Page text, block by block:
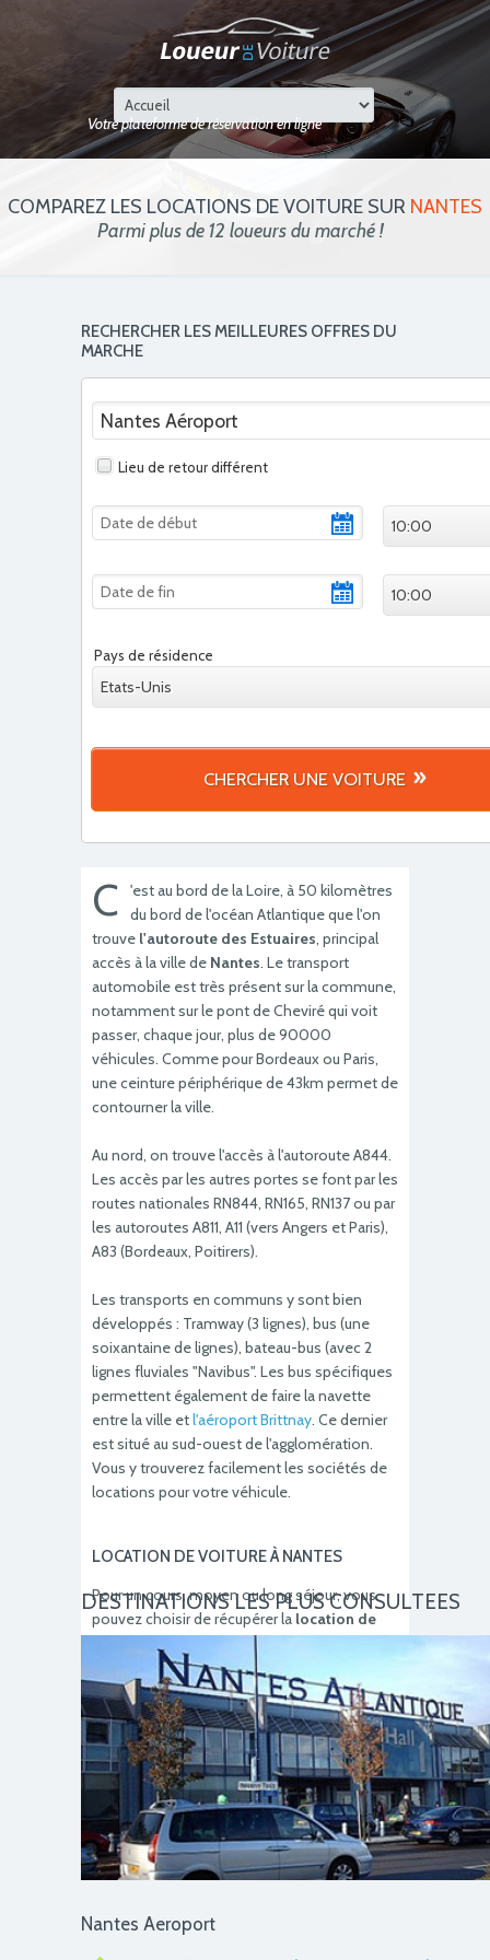
Votre plateforme de réservation en ligne
COMPAREZ LES LOCATIONS DE VOITURE SUR NANTES
Parmi plus de 12 loueurs du marché !
RECHERCHER LES MEILLEURES OFFRES DU
MARCHE
Lieu de retour différent
10:00
10:00
Pays de résidence
Etats-Unis
CHERCHER UNE VOITURE
C
'est au bord de la Loire, à 50 kilomètres
du bord de l'océan Atlantique que l'on
trouve l'autoroute des Estuaires, principal
accès à la ville de Nantes. Le transport
automobile est très présent sur la commune,
notamment sur le pont de Cheviré qui voit
passer, chaque jour, plus de 90000
véhicules. Comme pour Bordeaux ou Paris,
une ceinture périphérique de 43km permet de
contourner la ville.
Au nord, on trouve l'accès à l'autoroute A844.
Les accès par les autres portes se font par les
routes nationales RN844, RN165, RN137 ou par
les autoroutes A811, A11 (vers Angers et Paris),
A83 (Bordeaux, Poitirers).
Les transports en communs y sont bien
développés : Tramway (3 lignes), bus (une
soixantaine de lignes), bateau-bus (avec 2
lignes fluviales "Navibus". Les bus spécifiques
permettent également de faire la navette
entre la ville etl'aéroport Brittnay. Ce dernier
est situé au sud-ouest de l'agglomération.
Vous y trouverez facilement les sociétés de
locations pour votre véhicule.
LOCATION DE VOITURE À NANTES
Pour un cours, moyen ou long séjour, vous
pouvez choisir de récupérer la location de
votre voiture
directement à l'
Nantes Atlantiqueavec
www.loueurdevoiture.fr et être sûr de
bénéficier du meilleur prix. Nous comparons,
pour vous et en temps réel tous les prix des
loueurs de véhiculesdu marché comme
Hertz, Avis, Europcar.
DESTINATIONS LES PLUS CONSULTEES
Nantes Aeroport